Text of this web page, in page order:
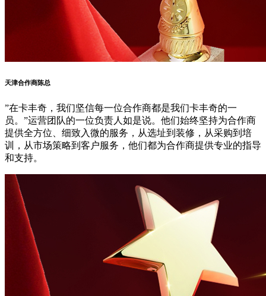
天津合作商陈总
”在卡丰奇，我们坚信每一位合作商都是我们卡丰奇的一
员。”运营团队的一位负责人如是说。他们始终坚持为合作商
提供全方位、细致入微的服务，从选址到装修，从采购到培
训，从市场策略到客户服务，他们都为合作商提供专业的指导
和支持。